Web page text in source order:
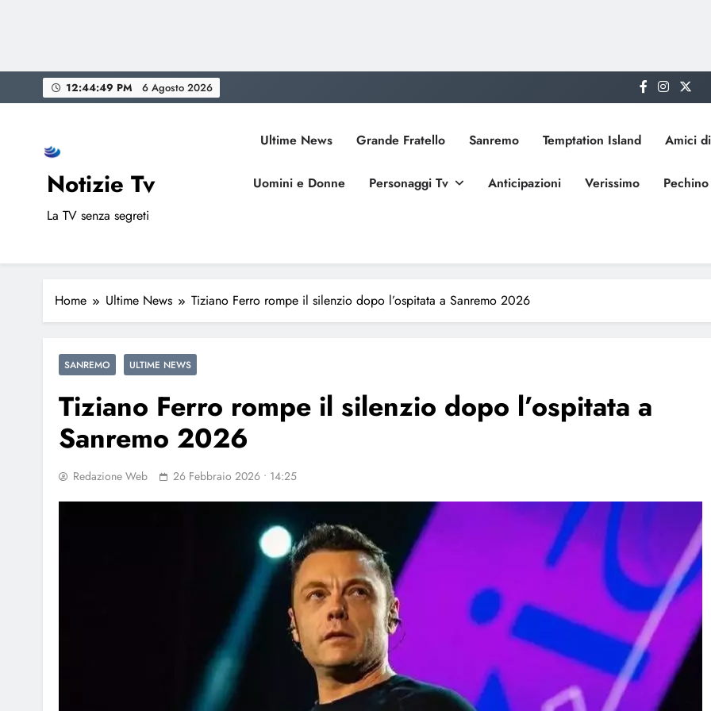
to
12:44:50 PM 6 Agosto 2026
Notizie Tv
La TV senza segreti
Ultime News Grande Fratello Sanremo Temptation Island Amici
Uomini e Donne Personaggi Tv Anticipazioni Verissimo
Home Ultime News Tiziano Ferro rompe il silenzio dopo l’ospitata a Sanremo 2026
SANREMO ULTIME NEWS
Tiziano Ferro rompe il silenzio dopo l’ospitata a
Sanremo 2026
Redazione Web 26 Febbraio 2026 • 14:25